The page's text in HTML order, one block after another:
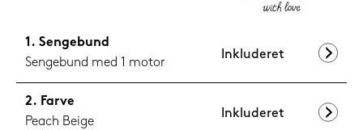
Sengebund
Sengebund med 1 motor
Inkluderet
Farve
Peach Beige
Inkluderet